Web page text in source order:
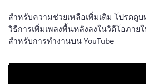
สําหรับความช่วยเหลือเพิ่มเติม โปรดดู
วิธีการเพิ่มเพลงพื้นหลังลงในวิดีโอภาย
สําหรับการทํางานบน YouTube